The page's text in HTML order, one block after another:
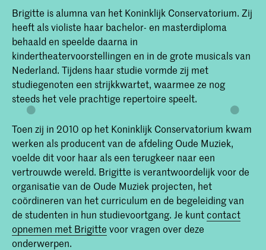
Brigitte is alumna van het Koninklijk Conservatorium. Zij
heeft als violiste haar bachelor- en masterdiploma
behaald en speelde daarna in
kindertheatervoorstellingen en in de grote musicals van
Nederland. Tijdens haar studie vormde zij met
studiegenoten een strijkkwartet, waarmee ze nog
steeds het vele prachtige repertoire speelt.
Toen zij in 2010 op het Koninklijk Conservatorium kwam
werken als producent van de afdeling Oude Muziek,
voelde dit voor haar als een terugkeer naar een
vertrouwde wereld. Brigitte is verantwoordelijk voor de
organisatie van de Oude Muziek projecten, het
coördineren van het curriculum en de begeleiding van
de studenten in hun studievoortgang. Je kuntcontact
opnemen met Brigitte voor vragen over deze
onderwerpen.